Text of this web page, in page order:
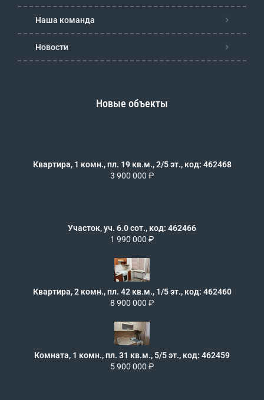
Наша команда
Новости
Новые объекты
Квартира, 1 комн., пл. 19 кв.м., 2/5 эт., код: 462468
3 900 000 ₽
Участок, уч. 6.0 сот., код: 462466
1 990 000 ₽
Квартира, 2 комн., пл. 42 кв.м., 1/5 эт., код: 462460
8 900 000 ₽
Комната, 1 комн., пл. 31 кв.м., 5/5 эт., код: 462459
5 900 000 ₽